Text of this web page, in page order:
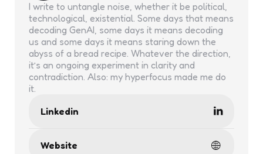
I write to untangle noise, whether it be political,
technological, existential. Some days that means
decoding GenAI, some days it means decoding
us and some days it means staring down the
abyss of a bread recipe. Whatever the direction,
it’s an ongoing experiment in clarity and
contradiction. Also: my hyperfocus made me do
it.
Linkedin
Website